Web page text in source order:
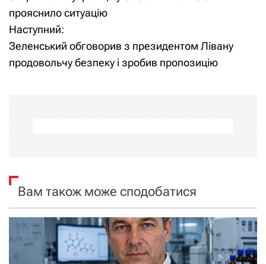
а
в
і
а
ц
і
я
з
а
прояснило ситуацію
Наступний:
Зеленський обговорив з президентом Лівану
продовольчу безпеку і зробив пропозицію
Вам також може сподобатися